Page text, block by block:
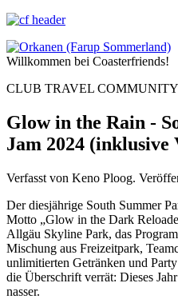
Willkommen bei Coasterfriends!
CLUB TRAVEL COMMUNITY
Glow in the Rain -
Jam 2024 (inklusive
Verfasst von Keno Ploog.
Der diesjährige South Summer
Motto „Glow in the Dark
Allgäu Skyline Park, das
Mischung aus Freizeitpark,
unlimitierten Getränken und
die Überschrift verrät: Dieses
nasser.